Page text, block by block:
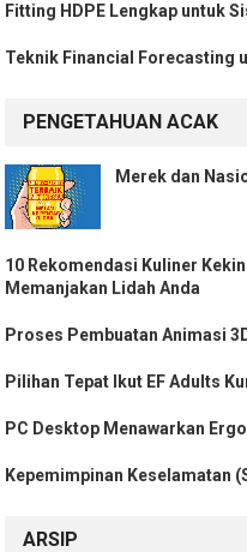
Fitting HDPE Lengkap untuk
Teknik Financial Forecasting
PENGETAHUAN ACAK
Merek dan
10 Rekomendasi Kuliner
Memanjakan Lidah Anda
Proses Pembuatan Animasi
Pilihan Tepat Ikut EF Adults
PC Desktop Menawarkan
Kepemimpinan Keselamatan
ARSIP